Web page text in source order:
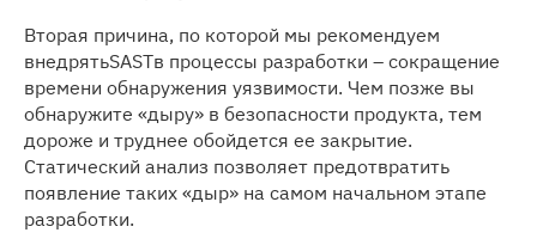
Вторая причина, по которой мы рекомендуем
внедрятьSASTв процессы разработки – сокращение
времени обнаружения уязвимости. Чем позже вы
обнаружите «дыру» в безопасности продукта, тем
дороже и труднее обойдется ее закрытие.
Статический анализ позволяет предотвратить
появление таких «дыр» на самом начальном этапе
разработки.